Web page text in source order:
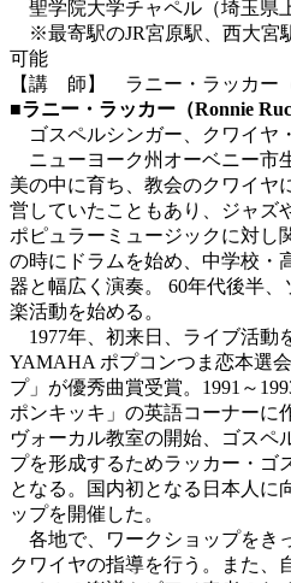
聖学院大学チャペル（埼玉県
※最寄駅のJR宮原駅、西大宮
可能
【講 師】 ラニー・ラッカー（
■ラニー・ラッカー（Ronnie
ゴスペルシンガー、クワイヤ
ニューヨーク州オーベニー市
美の中に育ち、教会のクワイヤ
営していたこともあり、ジャズ
ポピュラーミュージックに対し
の時にドラムを始め、中学校・
器と幅広く演奏。 60年代後半
楽活動を始める。
1977年、初来日、ライブ活動
YAMAHA ポプコンつま恋本選
プ」が優秀曲賞受賞。1991～
ポンキッキ」の英語コーナーに
ヴォーカル教室の開始、ゴスペ
プを形成するためラッカー・ゴ
となる。国内初となる日本人に
ップを開催した。
各地で、ワークショップをき
クワイヤの指導を行う。また、